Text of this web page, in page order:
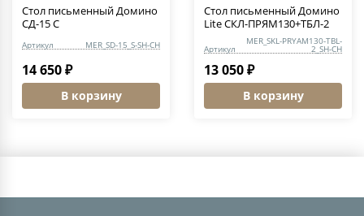
Стол письменный Домино
СД-15 С
Артикул MER_SD-15_S-SH-CH
14 650 ₽
В корзину
Стол письменный Домино
Lite СКЛ-ПРЯМ130+ТБЛ-2
Артикул
MER_SKL-PRYAM130-TBL-
2_SH-CH
13 050 ₽
В корзину